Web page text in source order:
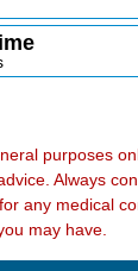
purposes
Always
any medical
may have.